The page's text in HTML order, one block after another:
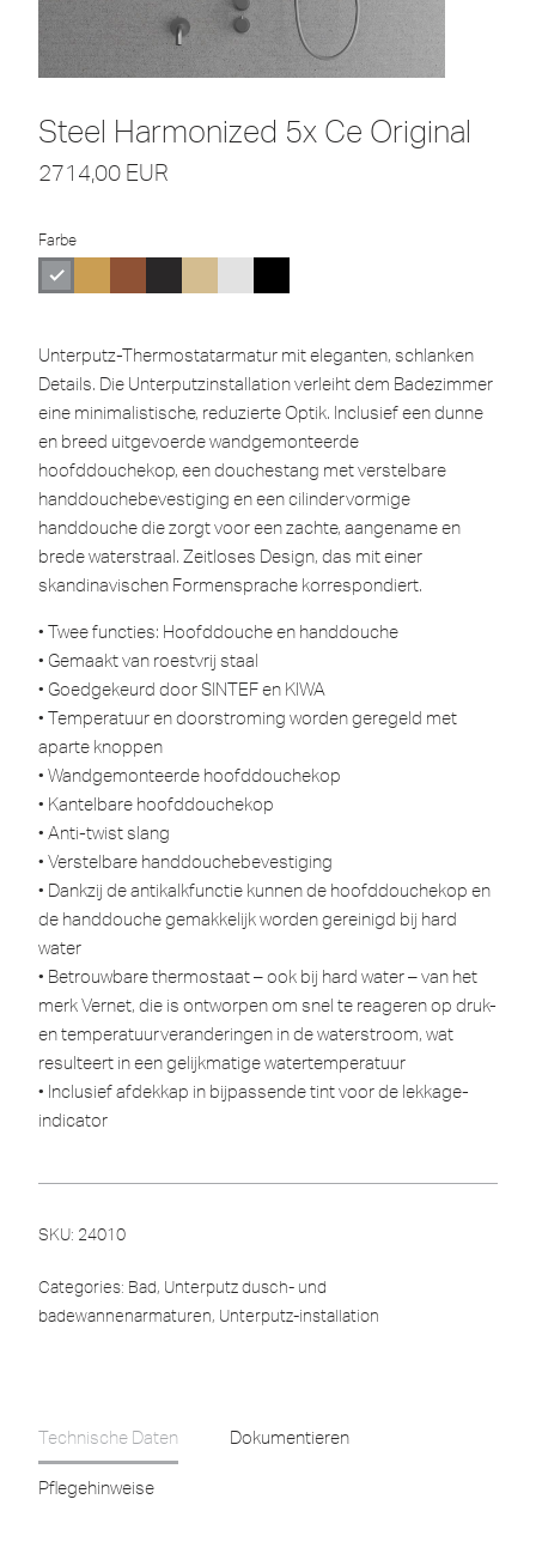
Steel Harmonized 5x Ce Original
2714,00 EUR
Farbe
Unterputz-Thermostatarmatur mit eleganten, schlanken
Details. Die Unterputzinstallation verleiht dem Badezimmer
eine minimalistische, reduzierte Optik. Inclusief een dunne
en breed uitgevoerde wandgemonteerde
hoofddouchekop, een douchestang met verstelbare
handdouchebevestiging en een cilindervormige
handdouche die zorgt voor een zachte, aangename en
brede waterstraal. Zeitloses Design, das mit einer
skandinavischen Formensprache korrespondiert.
• Twee functies: Hoofddouche en handdouche
• Gemaakt van roestvrij staal
• Goedgekeurd door SINTEF en KIWA
• Temperatuur en doorstroming worden geregeld met
aparte knoppen
• Wandgemonteerde hoofddouchekop
• Kantelbare hoofddouchekop
• Anti-twist slang
• Verstelbare handdouchebevestiging
• Dankzij de antikalkfunctie kunnen de hoofddouchekop en
de handdouche gemakkelijk worden gereinigd bij hard
water
• Betrouwbare thermostaat – ook bij hard water – van het
merk Vernet, die is ontworpen om snel te reageren op druk-
en temperatuurveranderingen in de waterstroom, wat
resulteert in een gelijkmatige watertemperatuur
• Inclusief afdekkap in bijpassende tint voor de lekkage-
indicator
SKU: 24010
Categories: Bad, Unterputz dusch- und
badewannenarmaturen, Unterputz-installation
Technische Daten Dokumentieren
Pflegehinweise